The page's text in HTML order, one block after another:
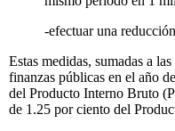
-efectuar una
Estas medidas, sumadas a
finanzas públicas en el año
del Producto Interno Bruto
de 1.25 por ciento del